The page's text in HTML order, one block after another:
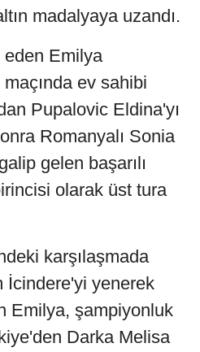
madalyaya uzandı.
Emilya
ev sahibi
Pupalovic Eldina'yı
Romanyalı Sonia
gelen başarılı
olarak üst tura
karşılaşmada
İcindere'yi yenerek
Emilya, şampiyonluk
Darka Melisa